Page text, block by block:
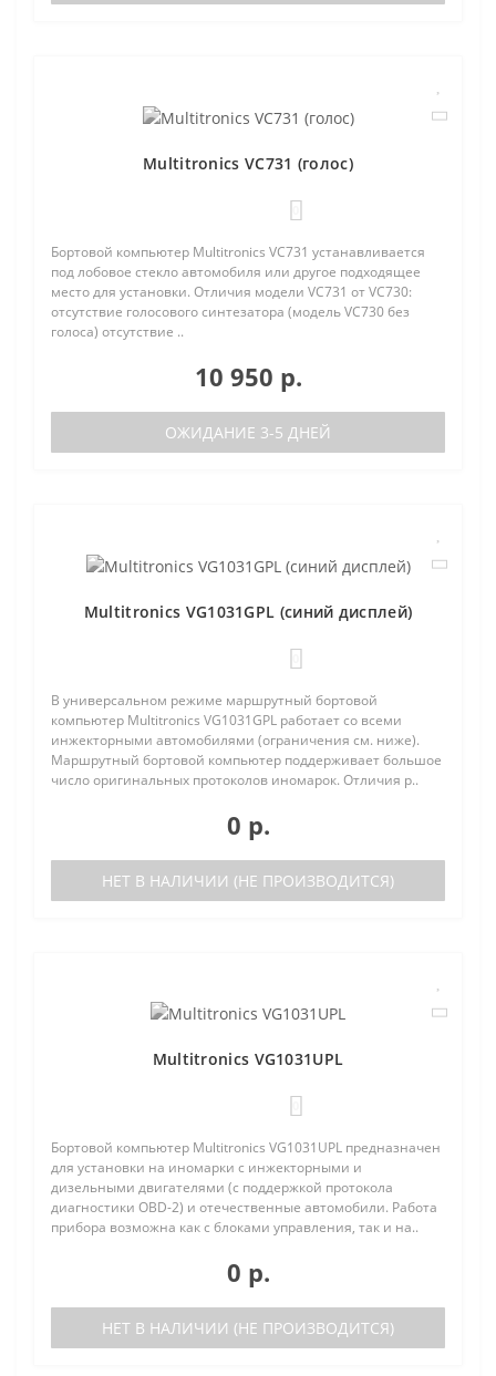
Multitronics VC731 (голос)
Бортовой компьютер Multitronics VC731 устанавливается
под лобовое стекло автомобиля или другое подходящее
место для установки. Отличия модели VC731 от VC730:
отсутствие голосового синтезатора (модель VC730 без
голоса) отсутствие ..
10 950 р.
ОЖИДАНИЕ 3-5 ДНЕЙ
Multitronics VG1031GPL (синий дисплей)
В универсальном режиме маршрутный бортовой
компьютер Multitronics VG1031GPL работает со всеми
инжекторными автомобилями (ограничения см. ниже).
Маршрутный бортовой компьютер поддерживает большое
число оригинальных протоколов иномарок. Отличия р..
0 р.
НЕТ В НАЛИЧИИ (НЕ ПРОИЗВОДИТСЯ)
Multitronics VG1031UPL
Бортовой компьютер Multitronics VG1031UPL предназначен
для установки на иномарки с инжекторными и
дизельными двигателями (с поддержкой протокола
диагностики OBD-2) и отечественные автомобили. Работа
прибора возможна как с блоками управления, так и на..
0 р.
НЕТ В НАЛИЧИИ (НЕ ПРОИЗВОДИТСЯ)